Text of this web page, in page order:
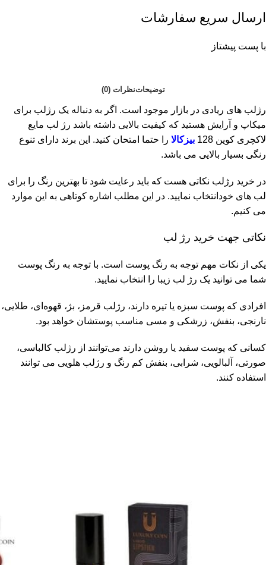
ارسال سریع سفارشات
با پست پیشتاز
توضیحاتنظرات (0)
رژلب های ریادی در بازار موجود است. اگر به دنباله یک رژلب برای
میکاپ و آرایش هستید که کیفیت بالایی داشته باشد رژ لب مایع
لاکچری کوین 128
بیزکالا را حتما امتحان کنید. این برند دارای تنوع
رنگی بسیار بالایی می باشد.
در خرید رژلب نکاتی هست که باید رعایت شود تا بهترین رنگ را برای
لب های خودانتخاب نمایید. در این مطلب اشاره کوتاهی به این موارد
می کنیم.
نکاتی جهت خرید رژ لب
یکی از نکات مهم توجه به رنگ پوست است. با توجه به رنگ پوست
شما می توانید یک رژ لب زیبا را انتخاب نمایید.
افرادی که پوست سبزه یا تیره دارند، رژلب قرمز، بژ، قهوه‌ای، طلایی،
نارنجی، بنفش، زرشکی و مسی مناسب پوستشان خواهد بود.
کسانی که پوست سفید یا روشن دارند می‌توانند از رژلب کالباسی،
صورتی، آلبالویی، شرابی، بنفش کم‌ رنگ و رژلب هلویی می توانند
استفاده کنند.